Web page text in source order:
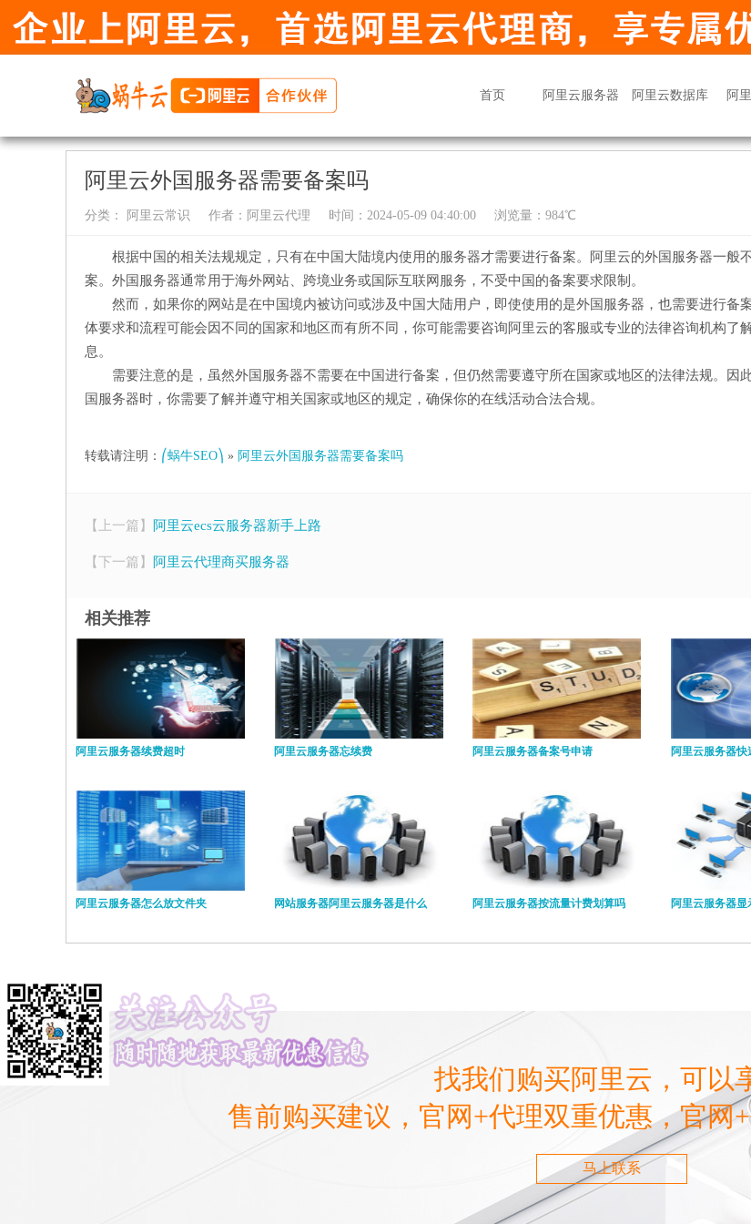
首页 阿里云服务器 阿里云数据库 阿
阿里云外国服务器需要备案吗
分类： 阿里云常识 作者： 阿里云代理 时间：2024-05-09 04:40:00 浏览量：984℃
根据中国的相关法规规定，只有在中国大陆境内使用的服务器才需要进行备案。阿里云的外国服务器一般
案。外国服务器通常用于海外网站、跨境业务或国际互联网服务，不受中国的备案要求限制。
然而，如果你的网站是在中国境内被访问或涉及中国大陆用户，即使使用的是外国服务器，也需要进行备
体要求和流程可能会因不同的国家和地区而有所不同，你可能需要咨询阿里云的客服或专业的法律咨询机构了
息。
需要注意的是，虽然外国服务器不需要在中国进行备案，但仍然需要遵守所在国家或地区的法律法规。因
国服务器时，你需要了解并遵守相关国家或地区的规定，确保你的在线活动合法合规。
转载请注明： ⎛蜗牛SEO⎞ » 阿里云外国服务器需要备案吗
【上一篇】 阿里云ecs云服务器新手上路
【下一篇】 阿里云代理商买服务器
相关推荐
阿里云服务器续费超时 阿里云服务器忘续费 阿里云服务器备案号申请 阿里云服务器
阿里云服务器怎么放文件夹 网站服务器阿里云服务器是什么 阿里云服务器按流量计费划算吗 阿里云服务器显
找我们购买阿里云，可以
售前购买建议，官网+代理双重优惠，官网
马上联系